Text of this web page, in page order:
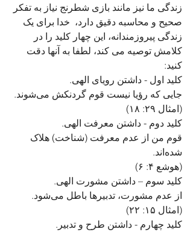
زندگی ما نیز مانند بازی شطرنج نیاز به تفکر
صحیح و محاسبه دقیق دارد،  خدا برای یک
زندگی پیروزمندانه، این چهار کلید را در
کلامش توصیه می کند، لطفا به آنها دقت
کنید:
کلید اول - داشتن رویای الهی.
جایی که رؤیا نیست قوم گردنکش می‌شوند.
(امثال ۲۹: ۱۸)
کلید دوم - داشتن معرفت الهی.
قوم من از عدم معرفت (شناخت) هلاک
شده‌اند.
(هوشع ۴: ۶)
کلید سوم – داشتن مشورت الهی.
از عدم مشورت، تدبیرها باطل می‌شود.
(امثال ۱۵: ۲۲)
کلید چهارم - داشتن طرح و تدبیر.